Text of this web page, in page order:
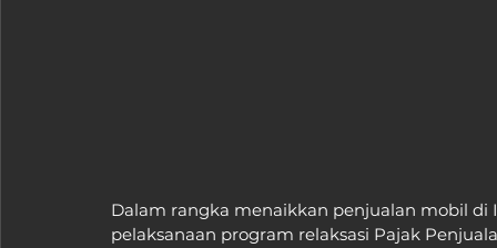
Dalam rangka menaikkan penjualan mobil
pelaksanaan program relaksasi Pajak